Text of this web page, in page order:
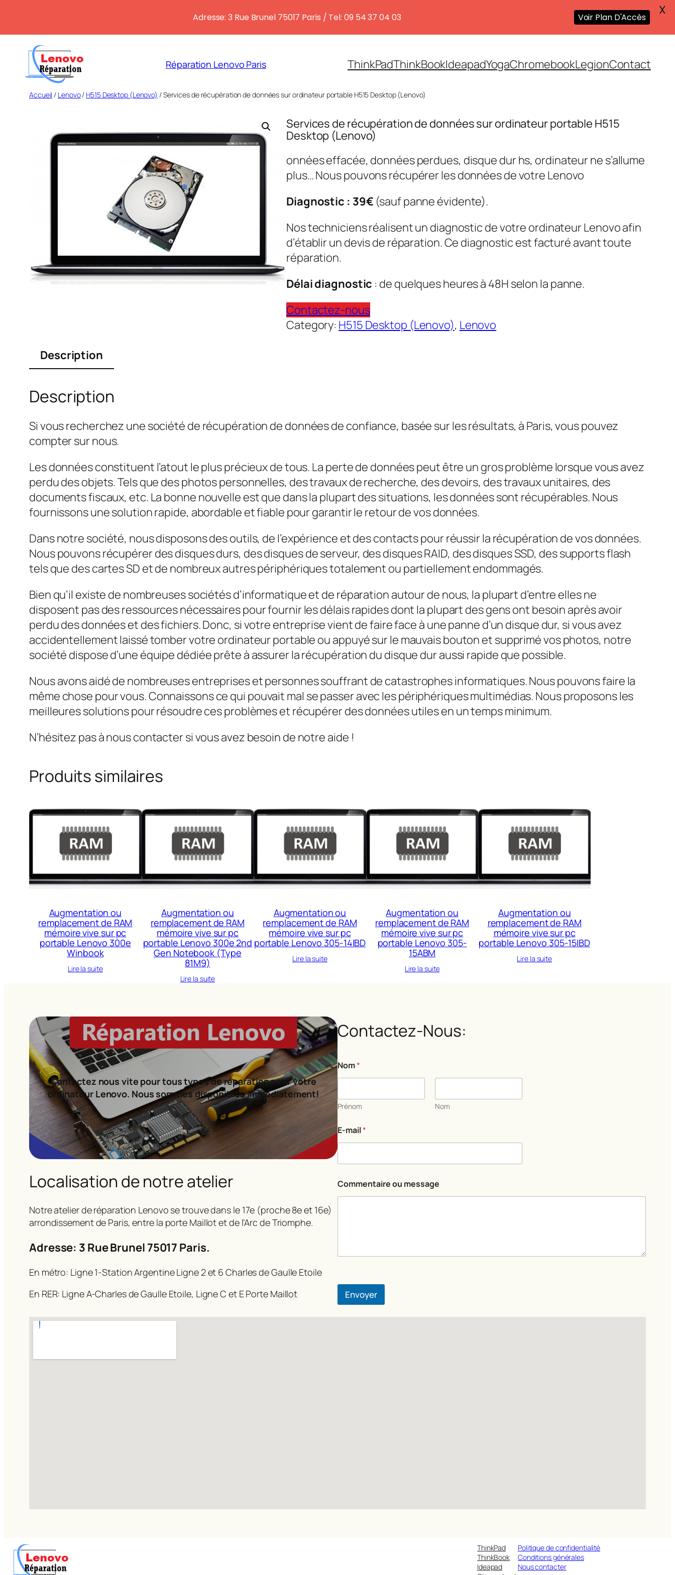
contenu
Réparation Lenovo Paris ThinkPadThinkBookIdeapadYogaChromebookLegionContact
Accueil / Lenovo/ H515 Desktop (Lenovo) / Services de récupération de données sur ordinateur portable H515 Desktop (Lenovo)
Services de récupération de données sur ordinateur portable H515
Desktop (Lenovo)
onnées effacée, données perdues, disque dur hs, ordinateur ne s’allume
plus… Nous pouvons récupérer les données de votre Lenovo
Diagnostic : 39€ (sauf panne évidente).
Nos techniciens réalisent un diagnostic de votre ordinateur Lenovo afin
d’établir un devis de réparation. Ce diagnostic est facturé avant toute
réparation.
Délai diagnostic : de quelques heures à 48H selon la panne.
Contactez-nous
Category: H515 Desktop (Lenovo), Lenovo
Description
Description
Si vous recherchez une société de récupération de données de confiance, basée sur les résultats, à Paris, vous pouvez
compter sur nous.
Les données constituent l’atout le plus précieux de tous. La perte de données peut être un gros problème lorsque vous avez
perdu des objets. Tels que des photos personnelles, des travaux de recherche, des devoirs, des travaux unitaires, des
documents fiscaux, etc. La bonne nouvelle est que dans la plupart des situations, les données sont récupérables. Nous
fournissons une solution rapide, abordable et fiable pour garantir le retour de vos données.
Dans notre société, nous disposons des outils, de l’expérience et des contacts pour réussir la récupération de vos données.
Nous pouvons récupérer des disques durs, des disques de serveur, des disques RAID, des disques SSD, des supports flash
tels que des cartes SD et de nombreux autres périphériques totalement ou partiellement endommagés.
Bien qu’il existe de nombreuses sociétés d’informatique et de réparation autour de nous, la plupart d’entre elles ne
disposent pas des ressources nécessaires pour fournir les délais rapides dont la plupart des gens ont besoin après avoir
perdu des données et des fichiers. Donc, si votre entreprise vient de faire face à une panne d’un disque dur, si vous avez
accidentellement laissé tomber votre ordinateur portable ou appuyé sur le mauvais bouton et supprimé vos photos, notre
société dispose d’une équipe dédiée prête à assurer la récupération du disque dur aussi rapide que possible.
Nous avons aidé de nombreuses entreprises et personnes souffrant de catastrophes informatiques. Nous pouvons faire la
même chose pour vous. Connaissons ce qui pouvait mal se passer avec les périphériques multimédias. Nous proposons les
meilleures solutions pour résoudre ces problèmes et récupérer des données utiles en un temps minimum.
N’hésitez pas à nous contacter si vous avez besoin de notre aide !
Produits similaires
Augmentation ou
remplacement de RAM
mémoire vive sur pc
portable Lenovo 300e
Winbook
Lire la suite
Augmentation ou
remplacement de RAM
mémoire vive sur pc
portable Lenovo 300e 2nd
Gen Notebook (Type
81M9)
Lire la suite
Augmentation ou
remplacement de RAM
mémoire vive sur pc
portable Lenovo 305-14IBD
Lire la suite
Augmentation ou
remplacement de RAM
mémoire vive sur pc
portable Lenovo 305-
15ABM
Lire la suite
Augmentation ou
remplacement de RAM
mémoire vive sur pc
portable Lenovo 305-15IBD
Lire la suite
Contactez nous vite pour tous types de réparation pour votre
ordinateur Lenovo. Nous sommes disponibles immédiatement!
Localisation de notre atelier
Notre atelier de réparation Lenovo se trouve dans le 17e (proche 8e et 16e)
arrondissement de Paris, entre la porte Maillot et de l’Arc de Triomphe.
Adresse: 3 Rue Brunel 75017 Paris.
En métro: Ligne 1-Station Argentine Ligne 2 et 6 Charles de Gaulle Etoile
En RER: Ligne A-Charles de Gaulle Etoile, Ligne C et E Porte Maillot
Contactez-Nous:
o
m
e
n
a
i
r
E
m
i
Nom*
Prénom Nom
E-mail*
Commentaire ou message
Envoyer
ThinkPad
ThinkBook
Ideapad
Politique de confidentialité
Conditions générales
Nous contacter
Adresse: 3 Rue Brunel 75017 Paris / Tel: 09 54 37 04 03 Voir Plan D'Accès X